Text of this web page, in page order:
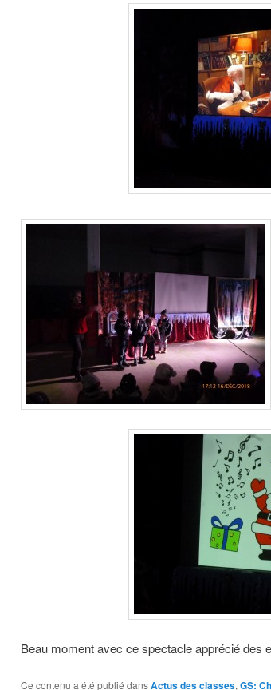
Beau moment avec ce spectacle apprécié des
Ce contenu a été publié dansActus des classes, GS: